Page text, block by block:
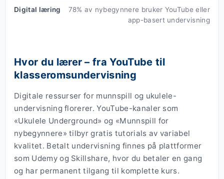
Digital læring
78% av nybegynnere bruker YouTube eller
app-basert undervisning
Hvor du lærer – fra YouTube til
klasseromsundervisning
Digitale ressurser for munnspill og ukulele-
undervisning florerer. YouTube-kanaler som
«Ukulele Underground» og «Munnspill for
nybegynnere» tilbyr gratis tutorials av variabel
kvalitet. Betalt undervisning finnes på plattformer
som Udemy og Skillshare, hvor du betaler en gang
og har permanent tilgang til komplette kurs.